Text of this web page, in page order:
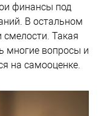
финансы под
В остальном
Такая
многие вопросы и
на самооценке.